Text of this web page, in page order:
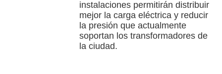
instalaciones permitirán distribuir
mejor la carga eléctrica y reducir
la presión que actualmente
soportan los transformadores de
la ciudad.